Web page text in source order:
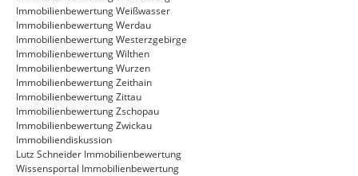
Immobilienbewertung Weißwasser
Immobilienbewertung Werdau
Immobilienbewertung Westerzgebirge
Immobilienbewertung Wilthen
Immobilienbewertung Wurzen
Immobilienbewertung Zeithain
Immobilienbewertung Zittau
Immobilienbewertung Zschopau
Immobilienbewertung Zwickau
Immobiliendiskussion
Lutz Schneider Immobilienbewertung
Wissensportal Immobilienbewertung